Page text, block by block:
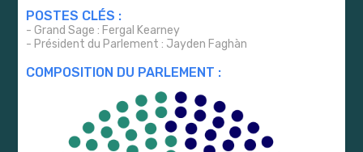
POSTES CLÉS :
- Grand Sage : Fergal Kearney
- Président du Parlement : Jayden Faghàn
COMPOSITION DU PARLEMENT :